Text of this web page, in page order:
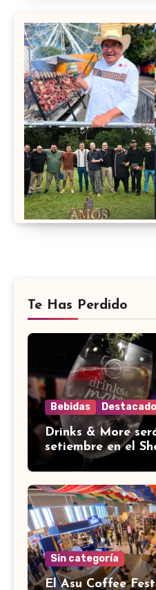
Te Has Perdido
Bebidas Destacado
Drinks & More
setiembre en el
Sin categoría
El Asu Coffee